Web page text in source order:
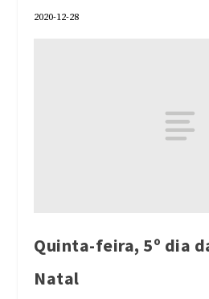
2020-12-28
Quinta-feira, 5º dia
Natal